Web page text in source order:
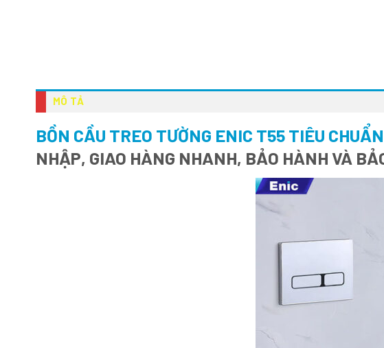
MÔ TẢ
BỒN CẦU TREO TƯỜNG ENIC T55 TIÊU
NHẬP, GIAO HÀNG NHANH, BẢO HÀNH VÀ